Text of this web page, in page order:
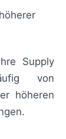
Supply
von
höheren